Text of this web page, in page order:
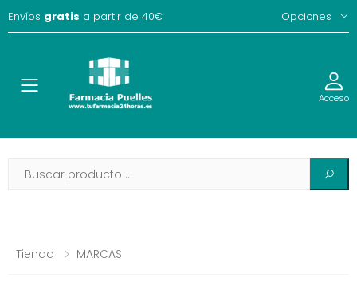
Envíos gratis a partir de 40€ Opciones
Toggle Acceso
Tienda MARCAS